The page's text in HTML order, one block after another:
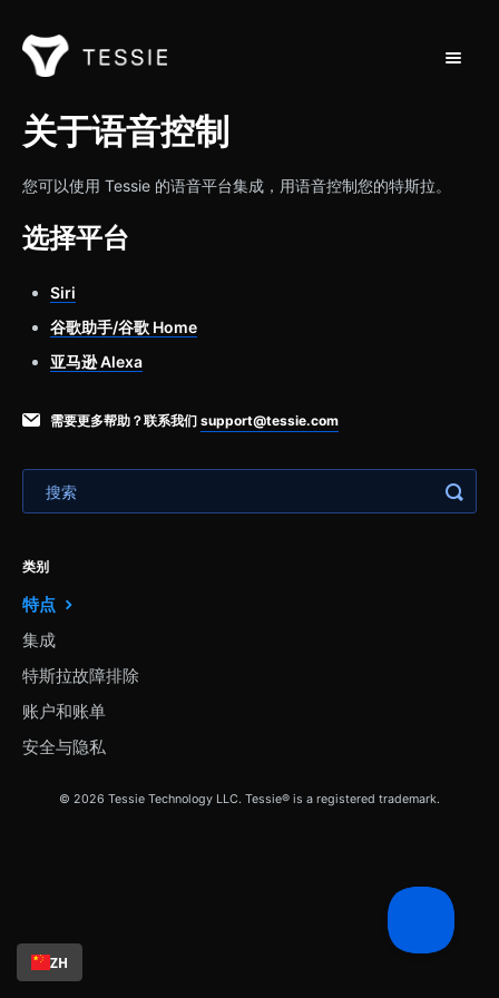
切换导
支持主页
联系方式
关于语音控制
您可以使用 Tessie 的语音平台集成，用语音控制您的特斯拉。
选择平台
Siri
谷歌助手/谷歌 Home
亚马逊 Alexa
需要更多帮助？联系我们 support@tessie.com
类别
特点
集成
特斯拉故障排除
账户和账单
安全与隐私
© 2026 Tessie Technology LLC. Tessie® is a registered trademark.
ZH